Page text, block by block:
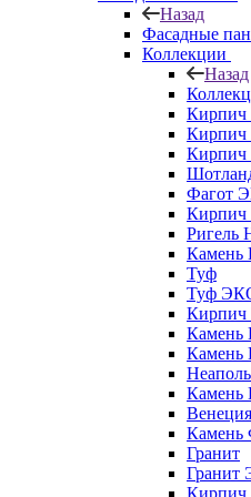
Назад
Фасадные
Коллекции
Назад
Кирпич
Кирпич
Кирпич
Фагот
Кирпич
Ригель
Камень
Туф
Туф
Кирпич
Камень
Камень
Камень
Камень
Гранит
Гранит
Кирпич